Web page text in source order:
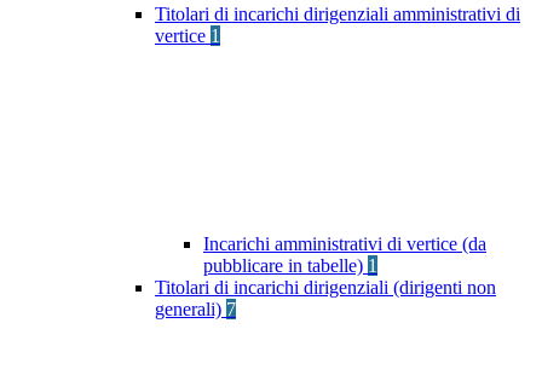
Titolari di incarichi dirigenziali amministrativi di
vertice 1
Incarichi amministrativi di vertice (da
pubblicare in tabelle) 1
Titolari di incarichi dirigenziali (dirigenti non
generali) 7